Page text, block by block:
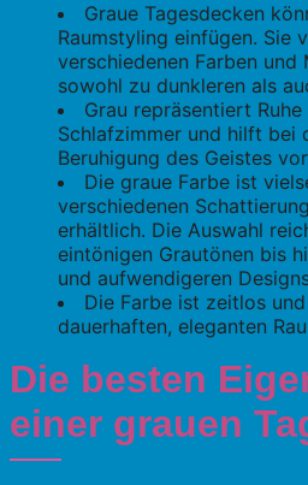
Graue Tagesdecken
Raumstyling einfügen. Sie
verschiedenen Farben und
sowohl zu dunkleren als
Grau repräsentiert
Schlafzimmer und hilft bei
Beruhigung des Geistes
Die graue Farbe ist
verschiedenen
erhältlich. Die Auswahl
eintönigen Grautönen bis
und aufwendigeren
Die Farbe ist zeitlos
dauerhaften, eleganten
Die besten
einer grauen